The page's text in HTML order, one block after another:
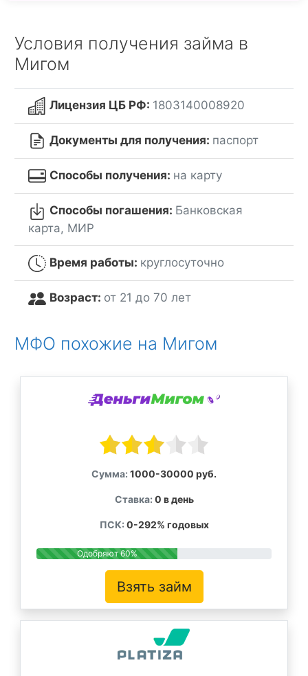
Условия получения займа в
Мигом
Лицензия ЦБ РФ: 1803140008920
Документы для получения: паспорт
Способы получения: на карту
Способы погашения: Банковская
карта, МИР
Время работы: круглосуточно
Возраст: от 21 до 70 лет
МФО похожие на Мигом
Сумма: 1000-30000 руб.
Ставка: 0 в день
ПСК: 0-292% годовых
Одобряют 60%
Взять займ